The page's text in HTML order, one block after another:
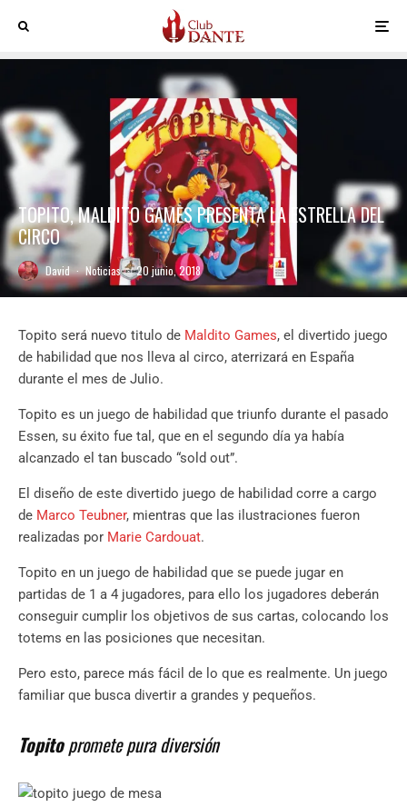
TOPITO, MALDITO GAMES PRESENTA LA ESTRELLA DEL
CIRCO
David · Noticias · 20 junio, 2018
Topito será nuevo titulo de Maldito Games, el divertido juego
de habilidad que nos lleva al circo, aterrizará en España
durante el mes de Julio.
Topito es un juego de habilidad que triunfo durante el pasado
Essen, su éxito fue tal, que en el segundo día ya había
alcanzado el tan buscado “sold out”.
El diseño de este divertido juego de habilidad corre a cargo
de Marco Teubner, mientras que las ilustraciones fueron
realizadas por Marie Cardouat.
Topito en un juego de habilidad que se puede jugar en
partidas de 1 a 4 jugadores, para ello los jugadores deberán
conseguir cumplir los objetivos de sus cartas, colocando los
totems en las posiciones que necesitan.
Pero esto, parece más fácil de lo que es realmente. Un juego
familiar que busca divertir a grandes y pequeños.
Topitopromete pura diversión